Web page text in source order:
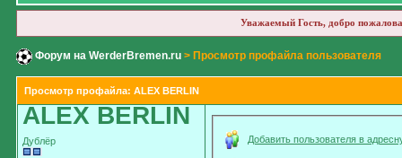
Уважаемый Гость, добро
Форум на WerderBremen.ru> Просмотр профайла пользователя
Просмотр профайла: ALEX BERLIN
ALEX BERLIN
Дублёр Добавить пользователя в